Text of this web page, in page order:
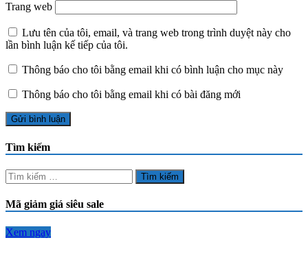
Trang web
Lưu tên của tôi, email, và trang web trong trình duyệt này cho
lần bình luận kế tiếp của tôi.
Thông báo cho tôi bằng email khi có bình luận cho mục này
Thông báo cho tôi bằng email khi có bài đăng mới
Tìm kiếm
Tìm
kiếm
cho:
Mã giảm giá siêu sale
Xem ngay